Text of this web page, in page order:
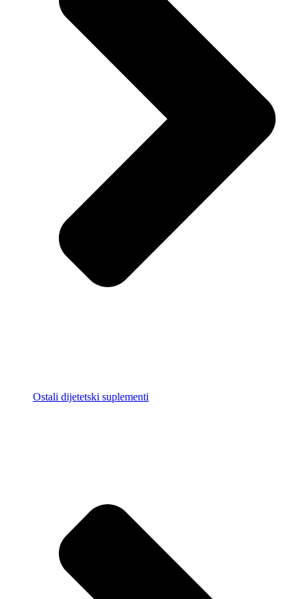
Ostali dijetetski suplementi